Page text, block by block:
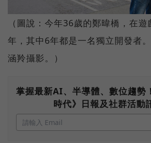
（圖說：今年36歲的鄭暐橋，在
年，其中6年都是一名獨立開發者
涵羚攝影。）
掌握最新AI、半導體、數位趨勢
時代》日報及社群活動